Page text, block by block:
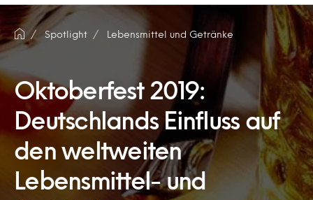
Spotlight Lebensmittel und Getränke
Oktoberfest 2019:
Deutschlands Einfluss auf
den weltweiten
Lebensmittel- und